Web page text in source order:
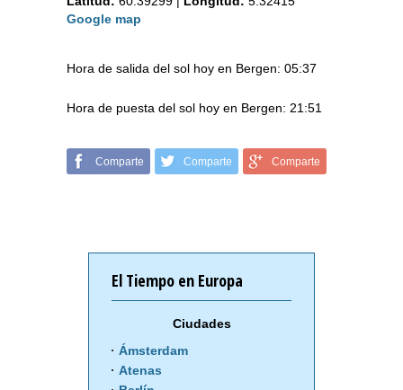
Google map
Hora de salida del sol hoy en Bergen: 05:37
Hora de puesta del sol hoy en Bergen: 21:51
Comparte Comparte Comparte
El Tiempo en Europa
Ciudades
Ámsterdam
Atenas